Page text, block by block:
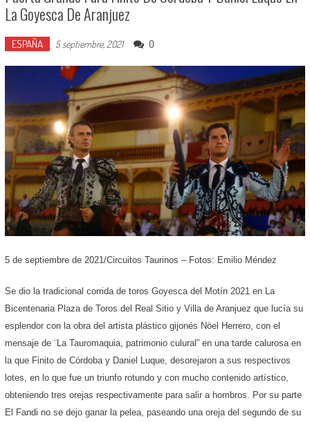
La Goyesca De Aranjuez
ESPAÑA 5 septiembre, 2021 0
5 de septiembre de 2021/Circuitos Taurinos – Fotos: Emilio Méndez
Se dio la tradicional corrida de toros Goyesca del Motín 2021 en
La
Bicentenaria Plaza de Toros del Real Sitio y Villa de Aranjuez que lucía su
esplendor con la obra del artista plástico gijonés Nöel Herrero, con el
mensaje de ¨La Tauromaquia, patrimonio culural” en una tarde calurosa en
la que Finito de Córdoba y Daniel Luque, desorejaron a sus respectivos
lotes, en lo que fue un triunfo rotundo y con mucho contenido artístico,
obteniendo tres orejas respectivamente para salir a hombros. Por su parte
El Fandi no se dejo ganar la pelea, paseando una oreja del segundo de su